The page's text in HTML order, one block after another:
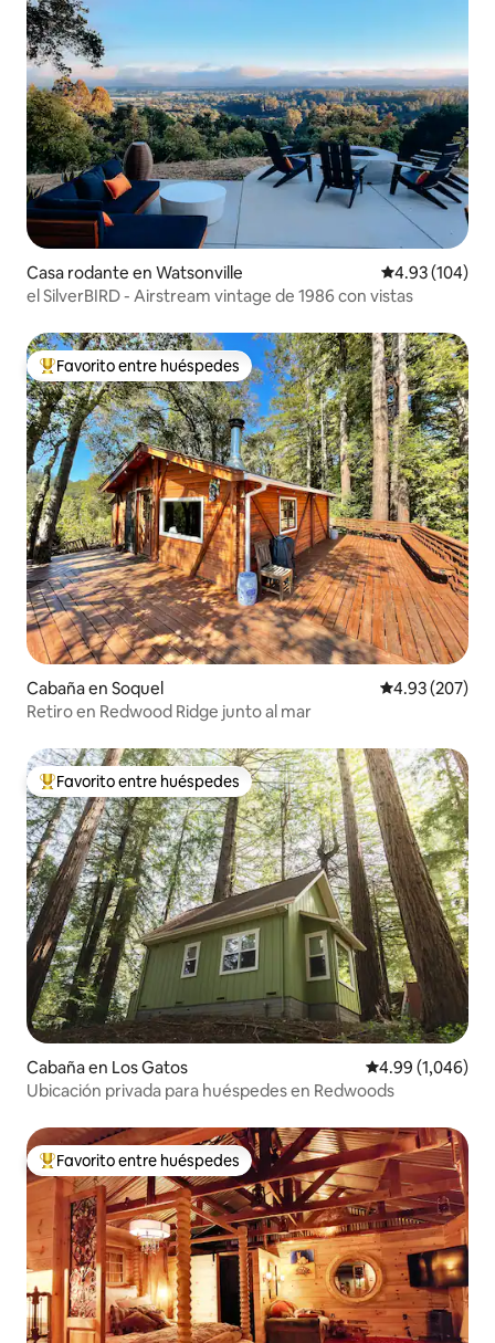
Casa rodante en Watsonville Calificación
4.93 (104)
el SilverBIRD - Airstream vintage de 1986 con vistas
De los mejores en Favorito entre huéspedes
Favorito entre huéspedes
Cabaña en Soquel Calificación
4.93 (207)
Retiro en Redwood Ridge junto al mar
De los mejores en Favorito entre huéspedes
Favorito entre huéspedes
Cabaña en Los Gatos Calificación
4.99 (1,046)
Ubicación privada para huéspedes en Redwoods
De los mejores en Favorito entre huéspedes
Favorito entre huéspedes